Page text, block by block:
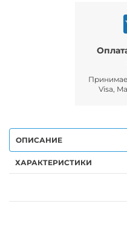
Visa,
ОПИСАНИЕ
ХАРАКТЕРИСТИКИ